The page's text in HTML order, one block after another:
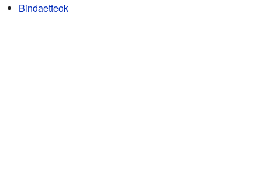
Bindaetteok